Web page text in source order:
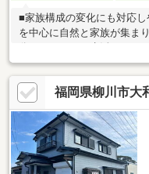
■家族構成の変化にも対応
を中心に自然と家族が集ま
納スペース■日常の延長戦
福岡県柳川市大